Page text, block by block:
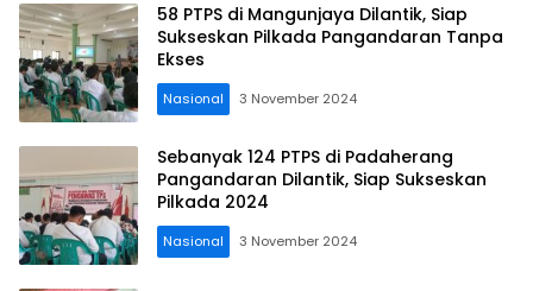
58 PTPS di Mangunjaya Dilantik, Siap
Sukseskan Pilkada Pangandaran Tanpa
Ekses
Nasional 3 November 2024
Sebanyak 124 PTPS di Padaherang
Pangandaran Dilantik, Siap Sukseskan
Pilkada 2024
Nasional 3 November 2024